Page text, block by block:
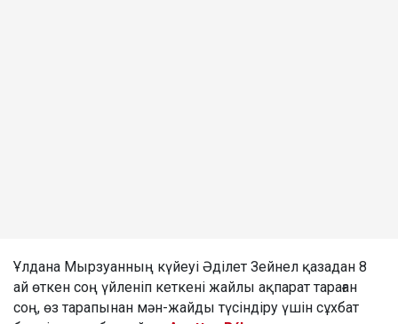
Ұлдана Мырзуанның күйеуі Әділет Зейнел қазадан 8
ай өткен соң үйленіп кеткені жайлы ақпарат тараған
соң, өз тарапынан мән-жайды түсіндіру үшін сұхбат